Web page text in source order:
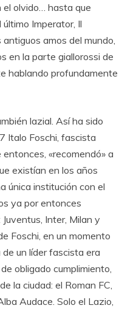
el olvido… hasta que
Imperator, Il
amos del mundo,
en la parte giallorossi de
hablando profundamente
lazial. Así ha sido
Italo Foschi, fascista
«recomendó» a
existían en los años
única institución con el
ya por entonces
Inter, Milan y
Foschi, en un momento
un líder fascista era
obligado cumplimiento,
la ciudad: el Roman FC,
Audace. Solo el Lazio,